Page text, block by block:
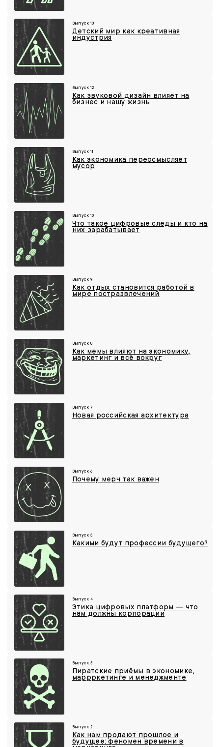
Выпуск 13
Детский мир как креативная
индустрия
Выпуск 12
Как звуковой дизайн влияет на
бизнес и нашу жизнь
Выпуск 11
Как экономика переосмысляет
мусор
Выпуск 10
Что такое цифровые следы и кто на
них зарабатывает
Выпуск 9
Как отдых становится работой в
мире постразвлечений
Выпуск 8
Как мемы влияют на экономику,
маркетинг и всё вокруг
Выпуск 7
Новая российская архитектура
Выпуск 6
Почему мерч так важен
Выпуск 5
Какими будут профессии будущего?
Выпуск 4
Этика цифровых платформ — что
нам должны корпорации
Выпуск 3
Пиратские приёмы в экономике,
маррркетинге и менеджменте
Выпуск 2
Как нам продают прошлое и
будущее: феномен времени в